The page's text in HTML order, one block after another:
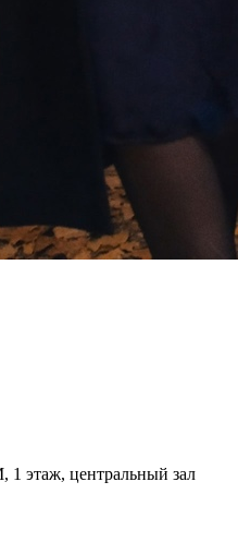
1 этаж, центральный зал